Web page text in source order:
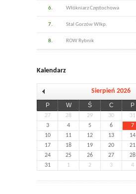
6. Włókniarz Częstochowa
7. Stal Gorzów Wlkp.
8. ROW Rybnik
Kalendarz
Sierpień 2026
P W Ś C P
27 28 29 30 31
3
4 5 6 7
10
11 12 13 14
17
18 19 20 21
24
25 26 27 28
31
1 2 3 4